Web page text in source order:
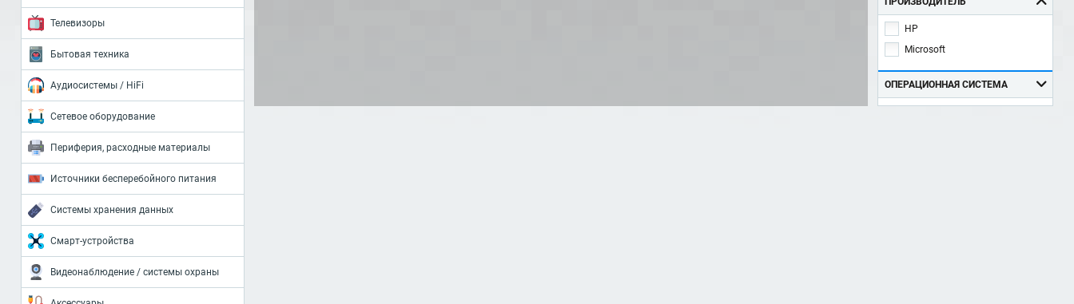
Телевизоры
Бытовая техника
Аудиосистемы / HiFi
Сетевое оборудование
Периферия, расходные материалы
Источники бесперебойного питания
Системы хранения данных
Смарт-устройства
Видеонаблюдение / системы охраны
HP
Microsoft
ОПЕРАЦИОННАЯ СИСТЕМА